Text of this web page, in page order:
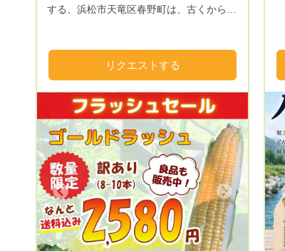
する、浜松市天竜区春野町は、古くから銘
受け、多くの田畑が耕作放棄地となってき
ました。 そこで、春野町出身の若手農家
同で、現状を打破しようと結成したのが春
野耕作隊です。 耕作放棄地となった田畑
を借り受け、園地を整備し、農産物の栽培
をしています。 農業から春野町に再び活
気を！景観の良い田舎町を！雇用、移住促
進を！ 様々なテーマを軸に活動していま
す。 山間地は、昼夜の温度差が大きく、
植物に適度なストレスを与えてくれるた
め、とても美味しい農産物が収穫できま
す！ 季節にあった農産物を多品目で栽培
リクエストする
Next Previous